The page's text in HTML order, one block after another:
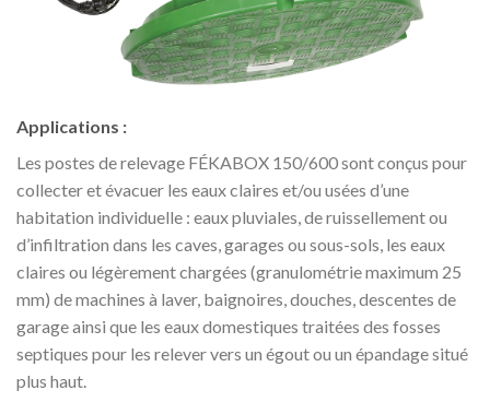
Applications :
Les postes de relevage FÉKABOX 150/600 sont conçus pour
collecter et évacuer les eaux claires et/ou usées d’une
habitation individuelle : eaux pluviales, de ruissellement ou
d’infiltration dans les caves, garages ou sous-sols, les eaux
claires ou légèrement chargées (granulométrie maximum 25
mm) de machines à laver, baignoires, douches, descentes de
garage ainsi que les eaux domestiques traitées des fosses
septiques pour les relever vers un égout ou un épandage situé
plus haut.